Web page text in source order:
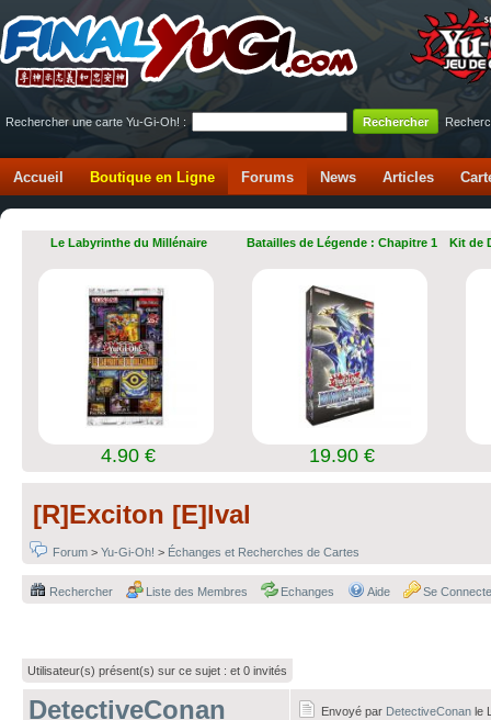
Rechercher une carte Yu-Gi-Oh! :
Accueil Boutique en Ligne Forums News Articles
Le Labyrinthe du Millénaire
4.90 €
Batailles de Légende : Chapitre 1
19.90 €
Kit de
[R]Exciton [E]lval
Forum > Yu-Gi-Oh! > Échanges et Recherches de Cartes
Rechercher Liste des Membres Echanges Aide Se
Utilisateur(s) présent(s) sur ce sujet : et 0 invités
DetectiveConan Envoyé par DetectiveConan le